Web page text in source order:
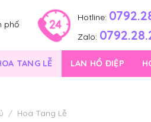
phố
Hotline:
Zalo:
TANG LỄ LAN HỒ ĐIỆP
/ Hoa Tang Lễ